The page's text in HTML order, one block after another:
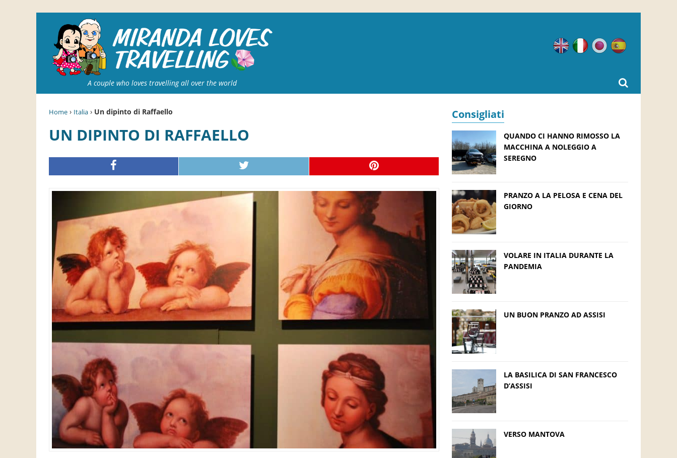
A couple who loves travelling all over the world
IngleseItalianoGiapponese
Home › Italia › Un dipinto di Raffaello
UN DIPINTO DI RAFFAELLO
Consigliati
QUANDO CI HANNO RIMOSSO LA
MACCHINA A NOLEGGIO A
SEREGNO
PRANZO A LA PELOSA E CENA DEL
GIORNO
VOLARE IN ITALIA DURANTE LA
PANDEMIA
UN BUON PRANZO AD ASSISI
LA BASILICA DI SAN FRANCESCO
D’ASSISI
VERSO MANTOVA